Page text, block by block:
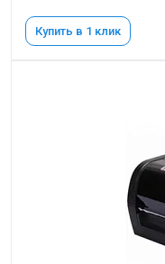
Купить в 1 клик